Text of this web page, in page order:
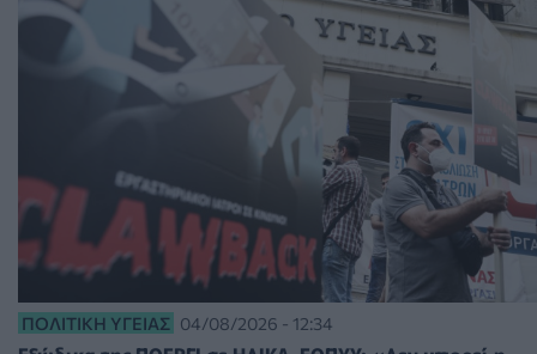
ΠΟΛΙΤΙΚΉ ΥΓΕΊΑΣ 04/08/2026 - 12:34